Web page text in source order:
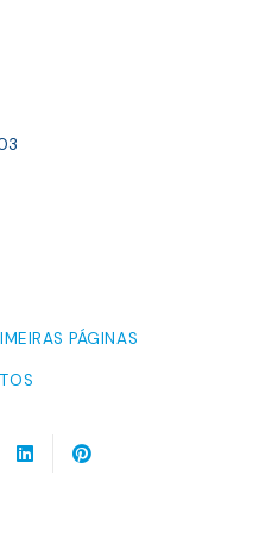
PÁGINAS